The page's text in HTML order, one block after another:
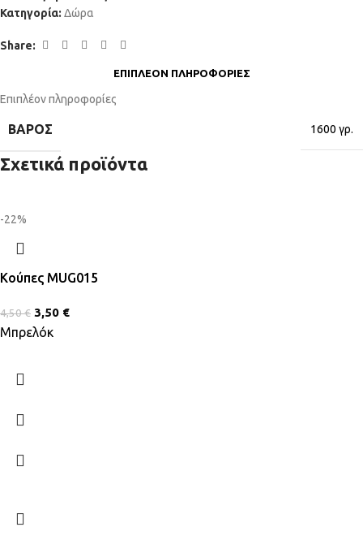
Κατηγορία: Δώρα
Share:
ΕΠΙΠΛΈΟΝ ΠΛΗΡΟΦΟΡΊΕΣ
Επιπλέον πληροφορίες
ΒΆΡΟΣ 1600 γρ.
Σχετικά προϊόντα
-22%
Κούπες MUG015
4,50€ 3,50 €
Μπρελόκ